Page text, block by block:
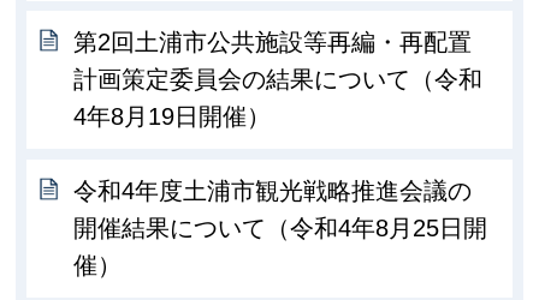
第2回土浦市公共施設等再編・再配置
計画策定委員会の結果について（令和
4年8月19日開催）
令和4年度土浦市観光戦略推進会議の
開催結果について（令和4年8月25日開
催）